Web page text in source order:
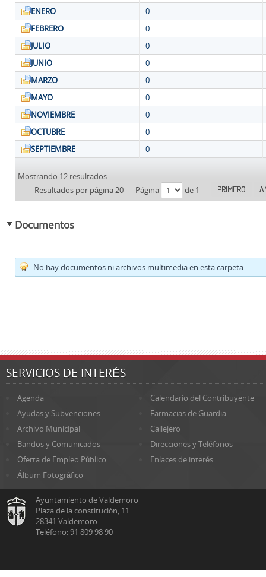
ENERO
0
FEBRERO
0
JULIO
0
JUNIO
0
MARZO
0
MAYO
0
NOVIEMBRE
0
OCTUBRE
0
SEPTIEMBRE
0
Mostrando 12 resultados.
Resultados por página 20
Página de 1 PRIMERO
Documentos
No hay documentos ni archivos multimedia en esta carpeta.
SERVICIOS DE INTERÉS
Agenda
Calendario del Contribuyente
Ayudas y Subvenciones
Farmacias de Guardia
Archivo Municipal
Callejero
Bandos y Comunicados
Direcciones y Teléfonos
Oferta de Empleo Público
Enlaces de interés
Álbum Fotográfico
Ayuntamiento de Valdemoro
Plaza de la constitución, 11
28341 Valdemoro
Teléfono: 91 809 98 90